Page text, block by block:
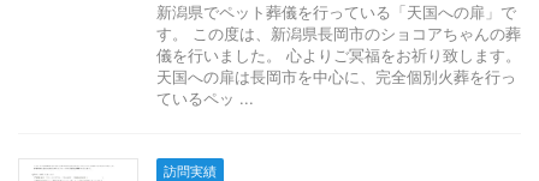
新潟県でペット葬儀を行っている「天国への扉」で
す。 この度は、新潟県長岡市のショコアちゃんの葬
儀を行いました。 心よりご冥福をお祈り致します。
天国への扉は長岡市を中心に、完全個別火葬を行っ
ているペッ ...
訪問実績